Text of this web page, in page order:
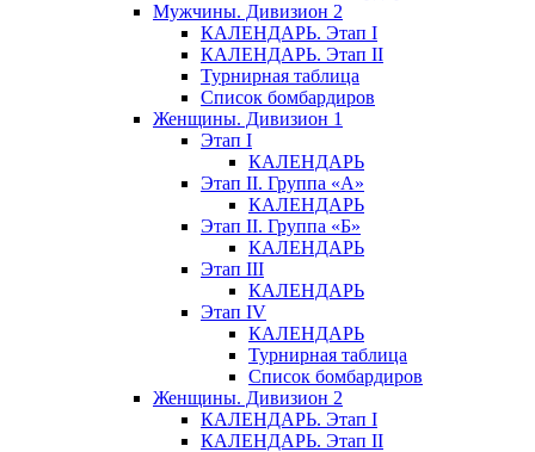
Мужчины. Дивизион 2
КАЛЕНДАРЬ. Этап I
КАЛЕНДАРЬ. Этап II
Турнирная таблица
Список бомбардиров
Женщины. Дивизион 1
Этап I
КАЛЕНДАРЬ
Этап II. Группа «А»
КАЛЕНДАРЬ
Этап II. Группа «Б»
КАЛЕНДАРЬ
Этап III
КАЛЕНДАРЬ
Этап IV
КАЛЕНДАРЬ
Турнирная таблица
Список бомбардиров
Женщины. Дивизион 2
КАЛЕНДАРЬ. Этап I
КАЛЕНДАРЬ. Этап II